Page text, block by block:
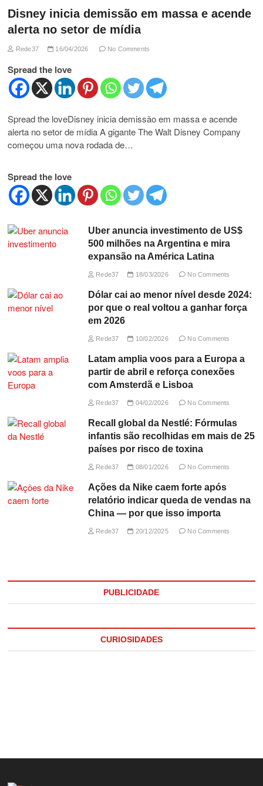
Disney inicia demissão em massa e acende
alerta no setor de mídia
Rede37 16/04/2026 No Comments
Spread the love
Spread the loveDisney inicia demissão em massa e acende
alerta no setor de mídia A gigante The Walt Disney Company
começou uma nova rodada de…
Spread the love
Uber anuncia investimento de US$
500 milhões na Argentina e mira
expansão na América Latina
Rede37 18/03/2026 No Comments
Dólar cai ao menor nível desde 2024:
por que o real voltou a ganhar força
em 2026
Rede37 10/02/2026 No Comments
Latam amplia voos para a Europa a
partir de abril e reforça conexões
com Amsterdã e Lisboa
Rede37 04/02/2026 No Comments
Recall global da Nestlé: Fórmulas
infantis são recolhidas em mais de 25
países por risco de toxina
Rede37 08/01/2026 No Comments
Ações da Nike caem forte após
relatório indicar queda de vendas na
China — por que isso importa
Rede37 20/12/2025 No Comments
PUBLICIDADE
CURIOSIDADES